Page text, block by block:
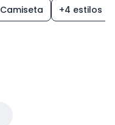
Camiseta +4 estilos